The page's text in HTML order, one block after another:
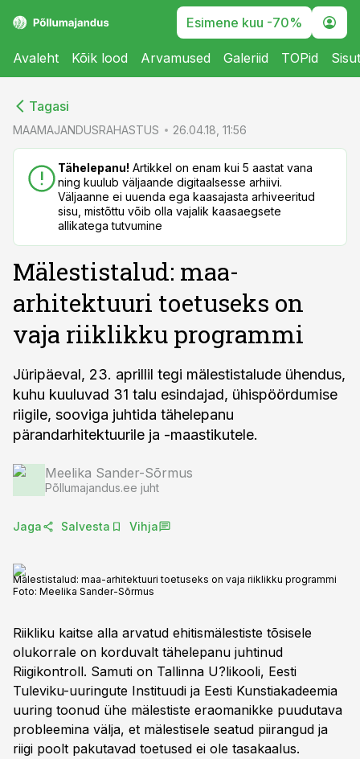
Esimene kuu -70%
Avaleht Kõik lood Arvamused Galeriid TOPid
Tagasi
MAAMAJANDUSRAHASTUS 26.04.18, 11:56
Tähelepanu! Artikkel on enam kui 5 aastat vana
ning kuulub väljaande digitaalsesse arhiivi.
Väljaanne ei uuenda ega kaasajasta arhiveeritud
sisu, mistõttu võib olla vajalik kaasaegsete
allikatega tutvumine
Mälestistalud: maa-
arhitektuuri toetuseks on
vaja riiklikku programmi
Jüripäeval, 23. aprillil tegi mälestistalude ühendus,
kuhu kuuluvad 31 talu esindajad, ühispöördumise
riigile, sooviga juhtida tähelepanu
pärandarhitektuurile ja -maastikutele.
Meelika Sander-Sõrmus
Põllumajandus.ee juht
Jaga Salvesta Vihja
Mälestistalud: maa-arhitektuuri toetuseks on vaja riiklikku programmi
Foto: Meelika Sander-Sõrmus
Riikliku kaitse alla arvatud ehitismälestiste tõsisele
olukorrale on korduvalt tähelepanu juhtinud
Riigikontroll. Samuti on Tallinna U?likooli, Eesti
Tuleviku-uuringute Instituudi ja Eesti Kunstiakadeemia
uuring toonud ühe mälestiste eraomanikke puudutava
probleemina välja, et mälestisele seatud piirangud ja
riigi poolt pakutavad toetused ei ole tasakaalus.